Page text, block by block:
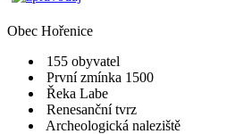
Obec Hořenice
155 obyvatel
První zmínka 1500
Řeka Labe
Renesanční tvrz
Archeologická naleziště